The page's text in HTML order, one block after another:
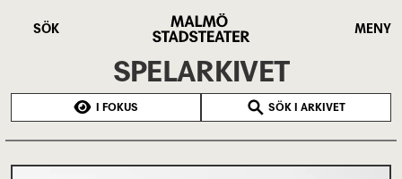
SÖK
Stadsteater
MENY
SPELARKIVET
I FOKUS SÖK I ARKIVET